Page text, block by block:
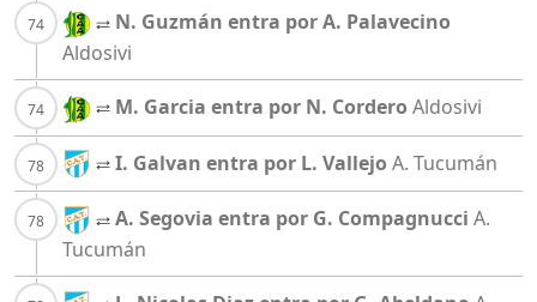
N. Guzmán entra por A. Palavecino
Aldosivi
M. Garcia entra por N. Cordero Aldosivi
I. Galvan entra por L. Vallejo A. Tucumán
A. Segovia entra por G. Compagnucci A.
Tucumán